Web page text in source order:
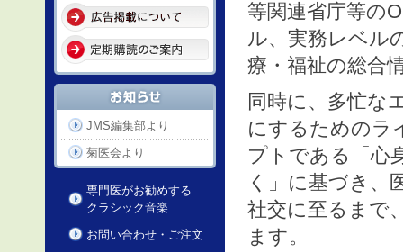
JMS編集部より
菊医会より
専門医がお勧めする
クラシック音楽
お問い合わせ・ご注文
等関連省庁等の
ル、実務レベル
療・福祉の総合
同時に、多忙な
にするためのラ
プトである「心
く」に基づき、
社交に至るまで
ます。